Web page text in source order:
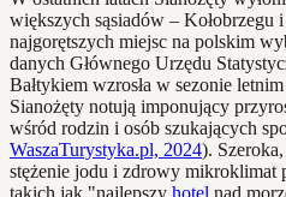
większych sąsiadów – Kołobrzegu
najgorętszych miejsc na polskim
danych Głównego Urzędu
Bałtykiem wzrosła w sezonie
Sianożęty notują imponujący
wśród rodzin i osób szukających
WaszaTurystyka.pl, 2024).
stężenie jodu i zdrowy mikroklimat